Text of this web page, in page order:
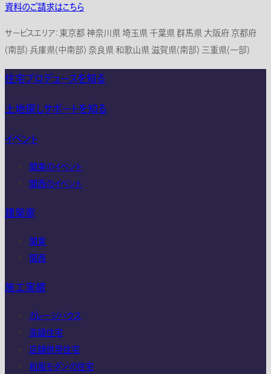
資料のご請求はこちら
サービスエリア：東京都 神奈川県 埼玉県 千葉県 群馬県 大阪府 京都府
(南部) 兵庫県(中南部) 奈良県 和歌山県 滋賀県(南部) 三重県(一部)
住宅プロデュースを知る
土地探しサポートを知る
イベント
関東のイベント
関西のイベント
建築家
関東
関西
施工実績
ガレージハウス
高級住宅
店舗併用住宅
和風モダンの住宅